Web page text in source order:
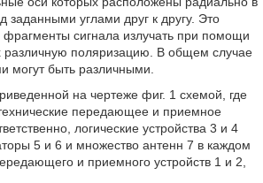
заданными углами друг к другу. Это
фрагменты сигнала излучать при помощи
поляризацию. В общем случае
могут быть различными.
на чертеже фиг. 1 схемой, где
передающее и приемное
логические устройства 3 и 4
5 и 6 и множество антенн 7 в каждом
и приемного устройств 1 и 2,